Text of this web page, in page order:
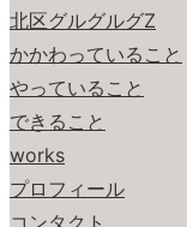
北区グルグルグZ
かかわっていること
やっていること
できること
works
プロフィール
コンタクト